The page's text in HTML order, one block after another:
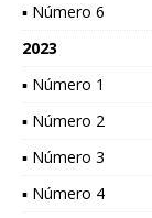
▪ Número 6
2023
▪ Número 1
▪ Número 2
▪ Número 3
▪ Número 4